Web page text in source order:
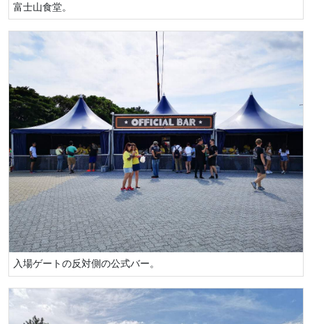
富士山食堂。
入場ゲートの反対側の公式バー。